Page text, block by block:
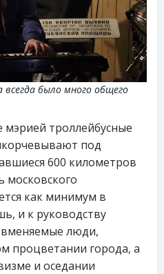
было много общего
троллейбусные
под
600 километров
московского
как минимум в
и к руководству
люди,
процветании города, а
и оседании